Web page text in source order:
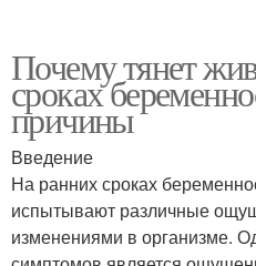
Почему тянет
сроках
причины
Введение
На ранних сроках
испытывают различные
изменениями в организме.